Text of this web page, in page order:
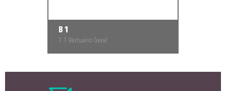
B1
1.1 Vestuário Geral